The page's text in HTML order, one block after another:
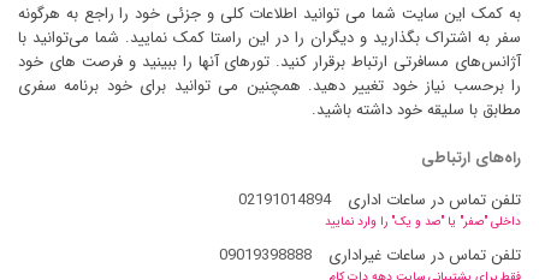
به کمک این سایت شما می توانید اطلاعات کلی و جزئی خود را راجع به هرگونه
سفر به اشتراک بگذارید و دیگران را در این راستا کمک نمایید. شما می‌توانید با
آژانس‌های مسافرتی ارتباط برقرار کنید. تورهای آنها را ببینید و فرصت های خود
را برحسب نیاز خود تغییر دهید. همچنین می توانید برای خود برنامه سفری
مطابق با سلیقه خود داشته باشید.
راه‌های ارتباطی
تلفن تماس در ساعات اداری
02191014894
داخلی "صفر" یا "صد و یک" را وارد نمایید
تلفن تماس در ساعات غیراداری 09019398888